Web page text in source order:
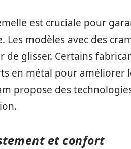
est cruciale pour
Les modèles avec des
de glisser. Certains
en métal pour améliorer
propose des
et confort